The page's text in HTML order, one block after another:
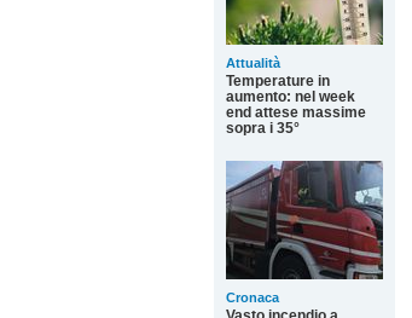
Attualità
Temperature in
aumento: nel week
end attese massime
sopra i 35°
Cronaca